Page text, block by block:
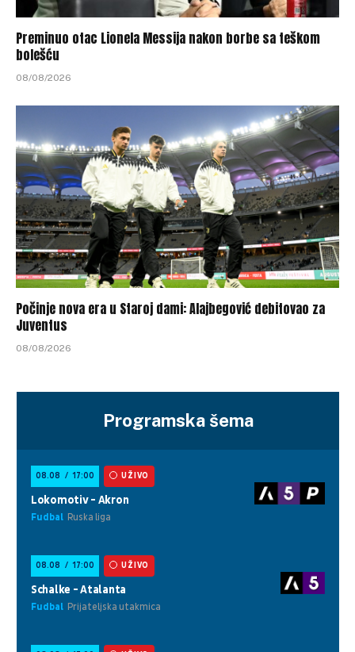
Preminuo otac Lionela Messija nakon borbe sa teškom
bolešću
08/08/2026
Počinje nova era u Staroj dami: Alajbegović debitovao za
Juventus
08/08/2026
Programska šema